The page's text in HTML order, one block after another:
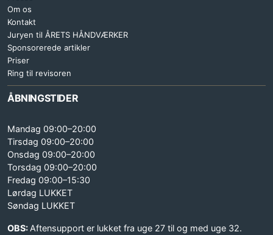
Om os
Kontakt
Juryen til ÅRETS HÅNDVÆRKER
Sponsorerede artikler
Priser
Ring til revisoren
ÅBNINGSTIDER
Mandag 09:00–20:00
Tirsdag 09:00–20:00
Onsdag 09:00–20:00
Torsdag 09:00–20:00
Fredag 09:00–15:30
Lørdag LUKKET
Søndag LUKKET
OBS: Aftensupport er lukket fra uge 27 til og med uge 32.